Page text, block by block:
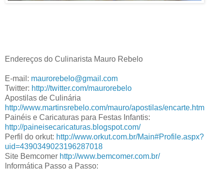
Endereços do Culinarista Mauro Rebelo
E-mail: maurorebelo@gmail.com
Twitter: http://twitter.com/maurorebelo
Apostilas de Culinária
http://www.martinsrebelo.com/mauro/apostilas/encarte.htm
Painéis e Caricaturas para Festas Infantis:
http://paineisecaricaturas.blogspot.com/
Perfil do orkut: http://www.orkut.com.br/Main#Profile.aspx?
uid=4390349023196287018
Site Bemcomer http://www.bemcomer.com.br/
Informática Passo a Passo: